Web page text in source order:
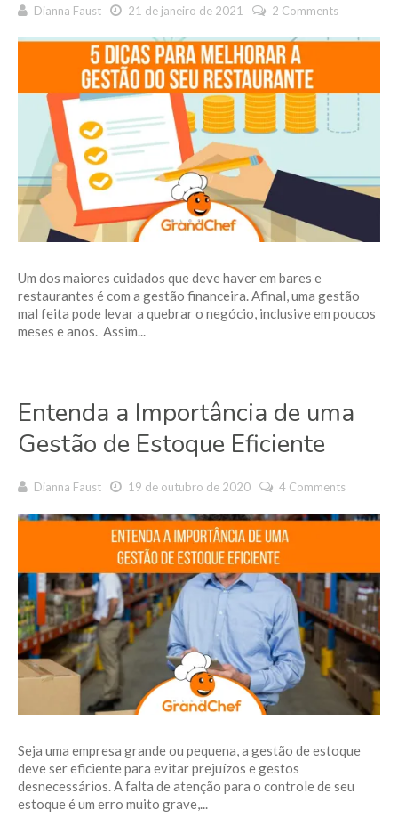
Dianna Faust 21 de janeiro de 2021 2 Comments
Um dos maiores cuidados que deve haver em bares e
restaurantes é com a gestão financeira. Afinal, uma gestão
mal feita pode levar a quebrar o negócio, inclusive em poucos
meses e anos. Assim...
Entenda a Importância de uma
Gestão de Estoque Eficiente
Dianna Faust 19 de outubro de 2020 4 Comments
Seja uma empresa grande ou pequena, a gestão de estoque
deve ser eficiente para evitar prejuízos e gestos
desnecessários. A falta de atenção para o controle de seu
estoque é um erro muito grave,...